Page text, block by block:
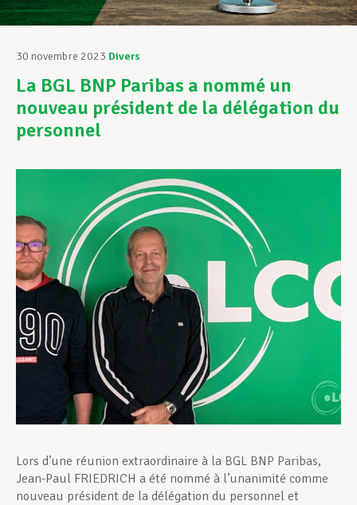
Assistance au Travail
Vos droits
Développement professionnel
Devenir Membre
Actualités
30 novembre 2023 Divers
La BGL BNP Paribas a nommé un
nouveau président de la délégation du
personnel
Lors d’une réunion extraordinaire à la BGL BNP Paribas,
Jean-Paul FRIEDRICH a été nommé à l’unanimité comme
nouveau président de la délégation du personnel et